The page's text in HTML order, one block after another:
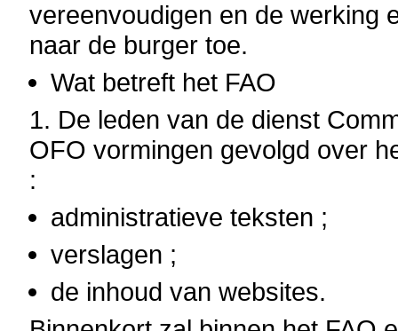
vereenvoudigen en de werking
naar de burger toe.
Wat betreft het FAO
1. De leden van de dienst
OFO vormingen gevolgd over
:
administratieve teksten ;
verslagen ;
de inhoud van websites.